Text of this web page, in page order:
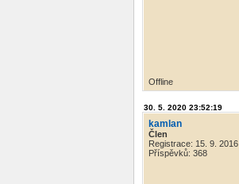
Offline
30. 5. 2020 23:52:19
kamlan
Člen
Registrace: 15. 9. 2016
Příspěvků: 368